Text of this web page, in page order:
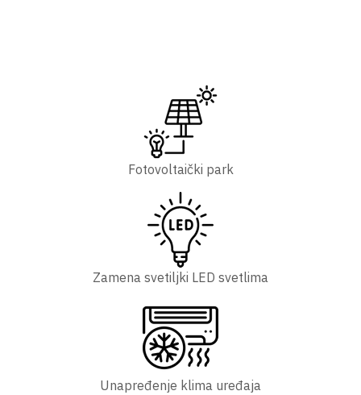
Fotovoltaički park
Zamena svetiljki LED svetlima
Unapređenje klima uređaja